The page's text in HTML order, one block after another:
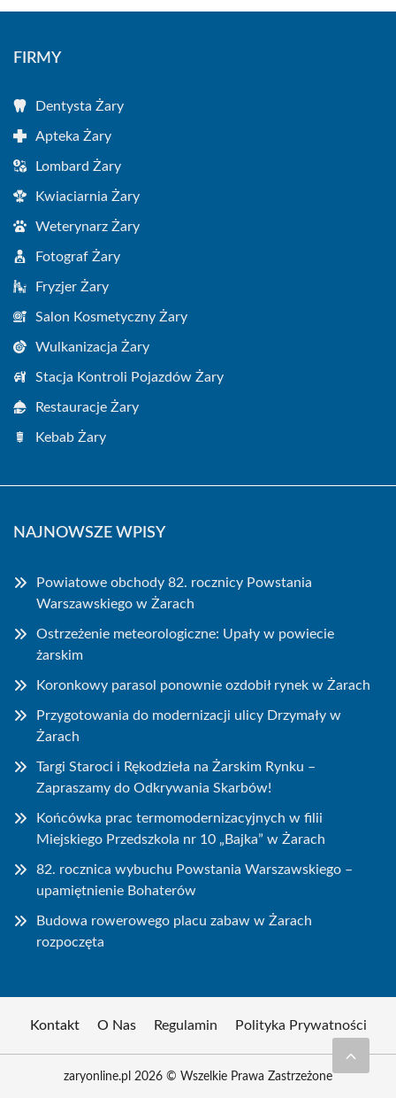
FIRMY
Dentysta Żary
Apteka Żary
Lombard Żary
Kwiaciarnia Żary
Weterynarz Żary
Fotograf Żary
Fryzjer Żary
Salon Kosmetyczny Żary
Wulkanizacja Żary
Stacja Kontroli Pojazdów Żary
Restauracje Żary
Kebab Żary
NAJNOWSZE WPISY
Powiatowe obchody 82. rocznicy Powstania
Warszawskiego w Żarach
Ostrzeżenie meteorologiczne: Upały w powiecie
żarskim
Koronkowy parasol ponownie ozdobił rynek w Żarach
Przygotowania do modernizacji ulicy Drzymały w
Żarach
Targi Staroci i Rękodzieła na Żarskim Rynku –
Zapraszamy do Odkrywania Skarbów!
Końcówka prac termomodernizacyjnych w filii
Miejskiego Przedszkola nr 10 „Bajka” w Żarach
82. rocznica wybuchu Powstania Warszawskiego –
upamiętnienie Bohaterów
Budowa rowerowego placu zabaw w Żarach
rozpoczęta
Kontakt O Nas Regulamin Polityka Prywatności
zaryonline.pl 2026 © Wszelkie Prawa Zastrzeżone